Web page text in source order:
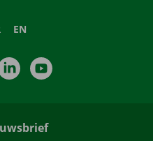
EN
LinkedIn